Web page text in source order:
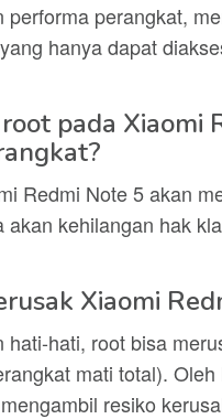
perangkat,
hanya dapat
pada Xiaomi
Redmi Note 5 akan
kehilangan hak
Xiaomi
hati, root bisa
mati total).
resiko